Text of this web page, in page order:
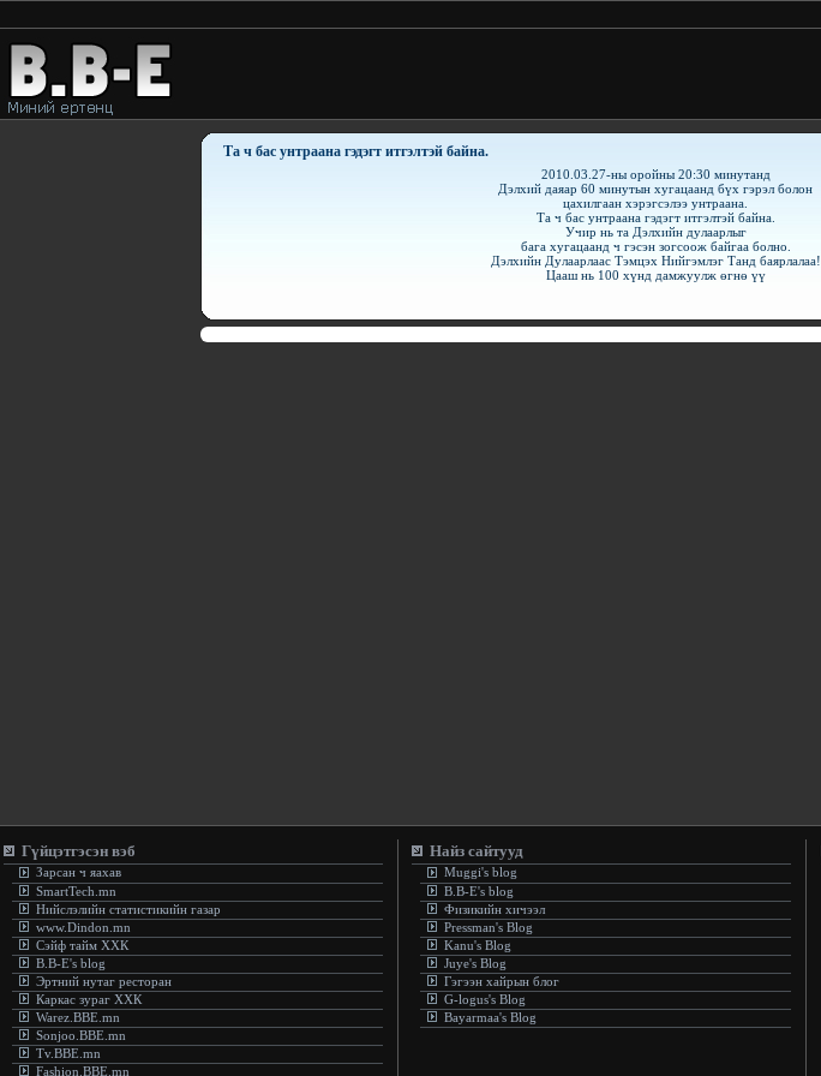
Та ч бас унтраана гэдэгт итгэлтэй байна.
2010.03.27-ны оройны 20:30 минутанд
Дэлхий даяар 60 минутын хугацаанд бүх гэрэл болон
цахилгаан хэрэгсэлээ унтраана.
Та ч бас унтраана гэдэгт итгэлтэй байна.
Учир нь та Дэлхийн дулаарлыг
бага хугацаанд ч гэсэн зогсоож байгаа болно.
Дэлхийн Дулаарлаас Тэмцэх Нийгэмлэг Танд баярлалаа!
Цааш нь 100 хүнд дамжуулж өгнө үү
Гүйцэтгэсэн вэб
Зарсан ч яахав
SmartTech.mn
Нийслэлийн статистикийн газар
www.Dindon.mn
Сэйф тайм ХХК
B.B-E's blog
Эртний нутаг ресторан
Каркас зураг ХХК
Warez.BBE.mn
Sonjoo.BBE.mn
Tv.BBE.mn
Fashion.BBE.mn
Найз сайтууд
Muggi's blog
B.B-E's blog
Физикийн хичээл
Pressman's Blog
Kanu's Blog
Juye's Blog
Гэгээн хайрын блог
G-logus's Blog
Bayarmaa's Blog